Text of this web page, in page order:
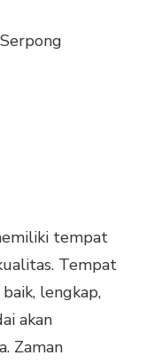
tempat
Tempat
lengkap,
akan
Zaman